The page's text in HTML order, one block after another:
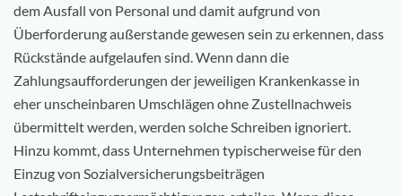
dem Ausfall von Personal und damit aufgrund von
Überforderung außerstande gewesen sein zu erkennen, dass
Rückstände aufgelaufen sind. Wenn dann die
Zahlungsaufforderungen der jeweiligen Krankenkasse in
eher unscheinbaren Umschlägen ohne Zustellnachweis
übermittelt werden, werden solche Schreiben ignoriert.
Hinzu kommt, dass Unternehmen typischerweise für den
Einzug von Sozialversicherungsbeiträgen